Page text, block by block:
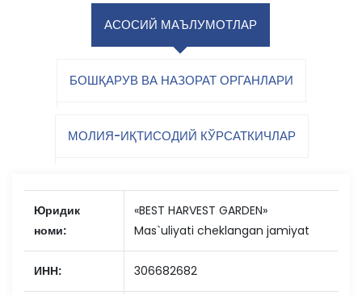
АСОСИЙ МАЪЛУМОТЛАР
БОШҚАРУВ ВА НАЗОРАТ ОРГАНЛАРИ
МОЛИЯ-ИҚТИСОДИЙ КЎРСАТКИЧЛАР
Юридик
номи:
«BEST HARVEST GARDEN»
Mas`uliyati cheklangan jamiyat
ИНН: 306682682